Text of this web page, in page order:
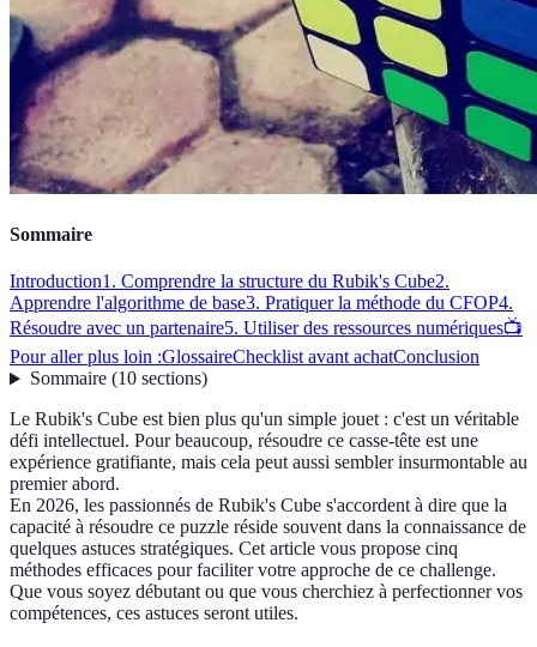
Sommaire
Introduction1. Comprendre la structure du Rubik's Cube2.
Apprendre l'algorithme de base3. Pratiquer la méthode du CFOP4.
Résoudre avec un partenaire5. Utiliser des ressources numériques📺
Pour aller plus loin :GlossaireChecklist avant achatConclusion
Sommaire(10 sections)
Le Rubik's Cube est bien plus qu'un simple jouet : c'est un véritable
défi intellectuel. Pour beaucoup, résoudre ce casse-tête est une
expérience gratifiante, mais cela peut aussi sembler insurmontable au
premier abord.
En 2026, les passionnés de Rubik's Cube s'accordent à dire que la
capacité à résoudre ce puzzle réside souvent dans la connaissance de
quelques astuces stratégiques. Cet article vous propose cinq
méthodes efficaces pour faciliter votre approche de ce challenge.
Que vous soyez débutant ou que vous cherchiez à perfectionner vos
compétences, ces astuces seront utiles.